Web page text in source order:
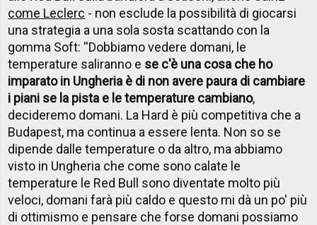
come Leclerc - non esclude la possibilità di giocarsi
una strategia a una sola sosta scattando con la
gomma Soft: ''Dobbiamo vedere domani, le
temperature saliranno e se c'è una cosa che ho
imparato in Ungheria è di non avere paura di cambiare
i piani se la pista e le temperature cambiano,
decideremo domani. La Hard è più competitiva che a
Budapest, ma continua a essere lenta. Non so se
dipende dalle temperature o da altro, ma abbiamo
visto in Ungheria che come sono calate le
temperature le Red Bull sono diventate molto più
veloci, domani farà più caldo e questo mi dà un po' più
di ottimismo e pensare che forse domani possiamo